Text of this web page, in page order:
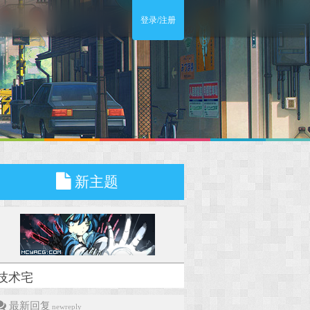
登录/注册
新主题
术宅
最新回复 newreply